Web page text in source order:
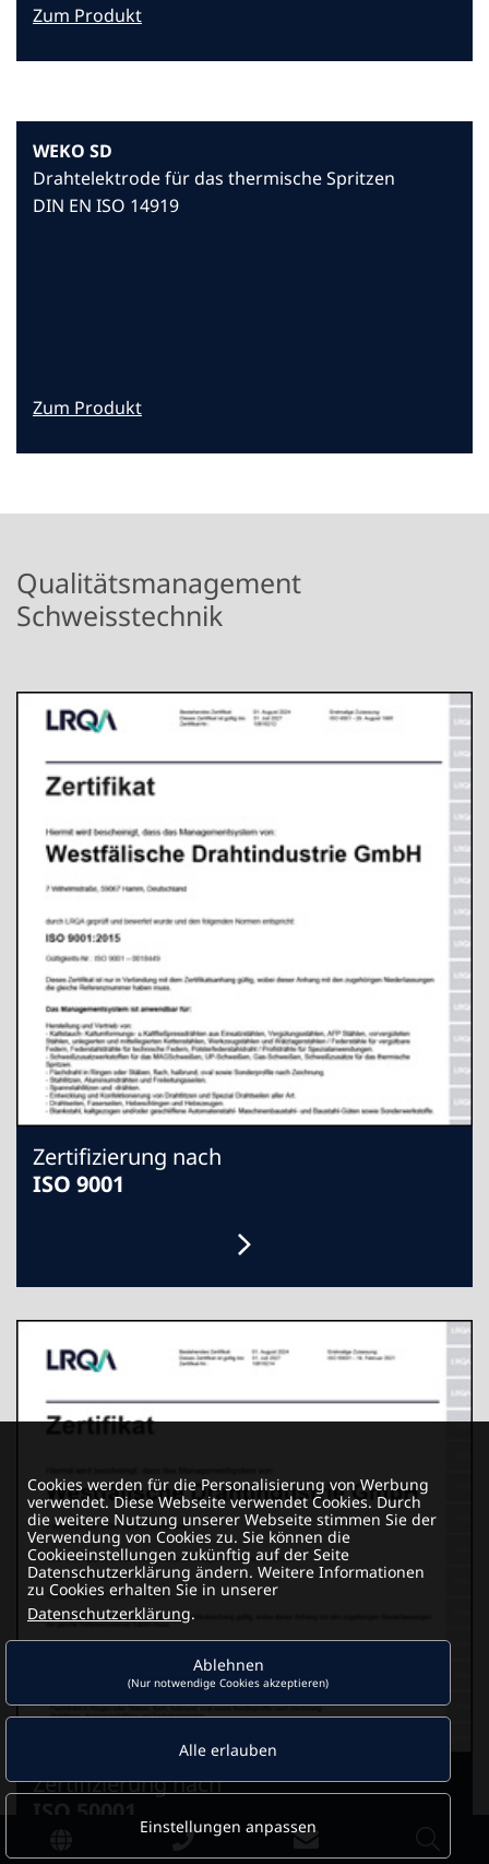
Zum Produkt
WEKO SD
Drahtelektrode für das thermische Spritzen
DIN EN ISO 14919
Zum Produkt
Qualitätsmanagement
Schweisstechnik
Zertifizierung nach
ISO 9001
Zertifizierung nach
ISO 50001
Cookies werden für die Personalisierung von Werbung
verwendet. Diese Webseite verwendet Cookies. Durch
die weitere Nutzung unserer Webseite stimmen Sie der
Verwendung von Cookies zu. Sie können die
Cookieeinstellungen zukünftig auf der Seite
Datenschutzerklärung ändern. Weitere Informationen
zu Cookies erhalten Sie in unserer
Datenschutzerklärung.
Ablehnen
(Nur notwendige Cookies akzeptieren)
Alle erlauben
Einstellungen anpassen